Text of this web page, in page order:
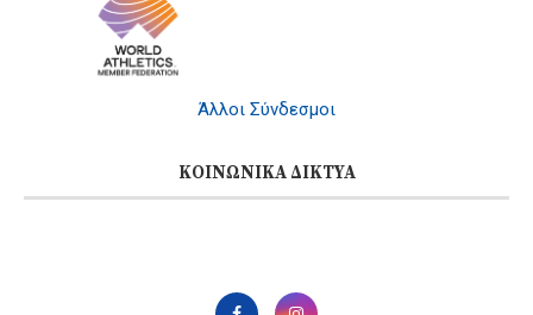
Άλλοι Σύνδεσμοι
ΚΟΙΝΩΝΙΚΆ ΔΊΚΤΥΑ